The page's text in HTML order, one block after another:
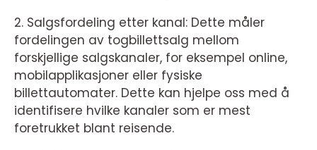
2. Salgsfordeling etter kanal: Dette måler
fordelingen av togbillettsalg mellom
forskjellige salgskanaler, for eksempel online,
mobilapplikasjoner eller fysiske
billettautomater. Dette kan hjelpe oss med å
identifisere hvilke kanaler som er mest
foretrukket blant reisende.